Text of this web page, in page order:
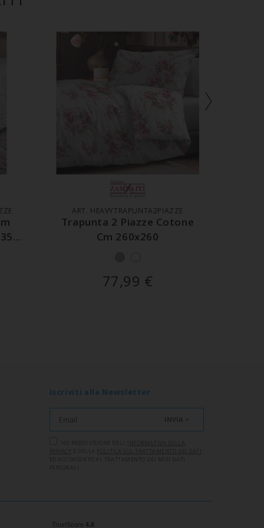
AGGIUNGI AL CARRELLO
ART. HEAVYTRAPUNTA2PIAZZE
Trapunta 2 Piazze Cotone
Cm 260x260
77,99 €
Iscriviti alla Newsletter